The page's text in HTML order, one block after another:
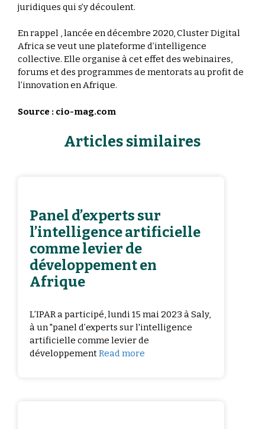
juridiques qui s’y découlent.
En rappel , lancée en décembre 2020, Cluster Digital
Africa se veut une plateforme d’intelligence
collective. Elle organise à cet effet des webinaires,
forums et des programmes de mentorats au profit de
l’innovation en Afrique.
Source : cio-mag.com
Articles similaires
Panel d’experts sur
l’intelligence artificielle
comme levier de
développement en
Afrique
L’IPAR a participé, lundi 15 mai 2023 à Saly,
à un "panel d’experts sur l'intelligence
artificielle comme levier de
développementRead more